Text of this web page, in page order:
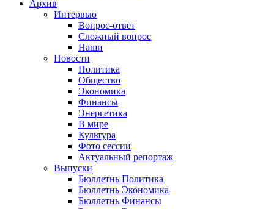
Архив
Интервью
Вопрос-ответ
Сложный вопрос
Наши
Новости
Политика
Общество
Экономика
Финансы
Энергетика
В мире
Культура
Фото сессии
Актуальный репортаж
Выпуски
Бюллетнь Политика
Бюллетнь Экономика
Бюллетнь Финансы